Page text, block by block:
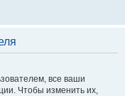
все ваши
Чтобы изменить их,